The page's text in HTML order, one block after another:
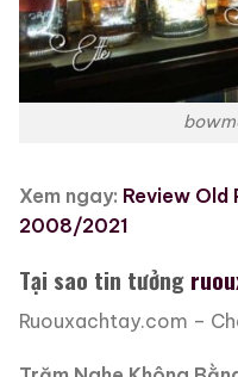
Xem ngay: Review
2008/2021
Tại sao tin tưởng
Ruouxachtay.com –